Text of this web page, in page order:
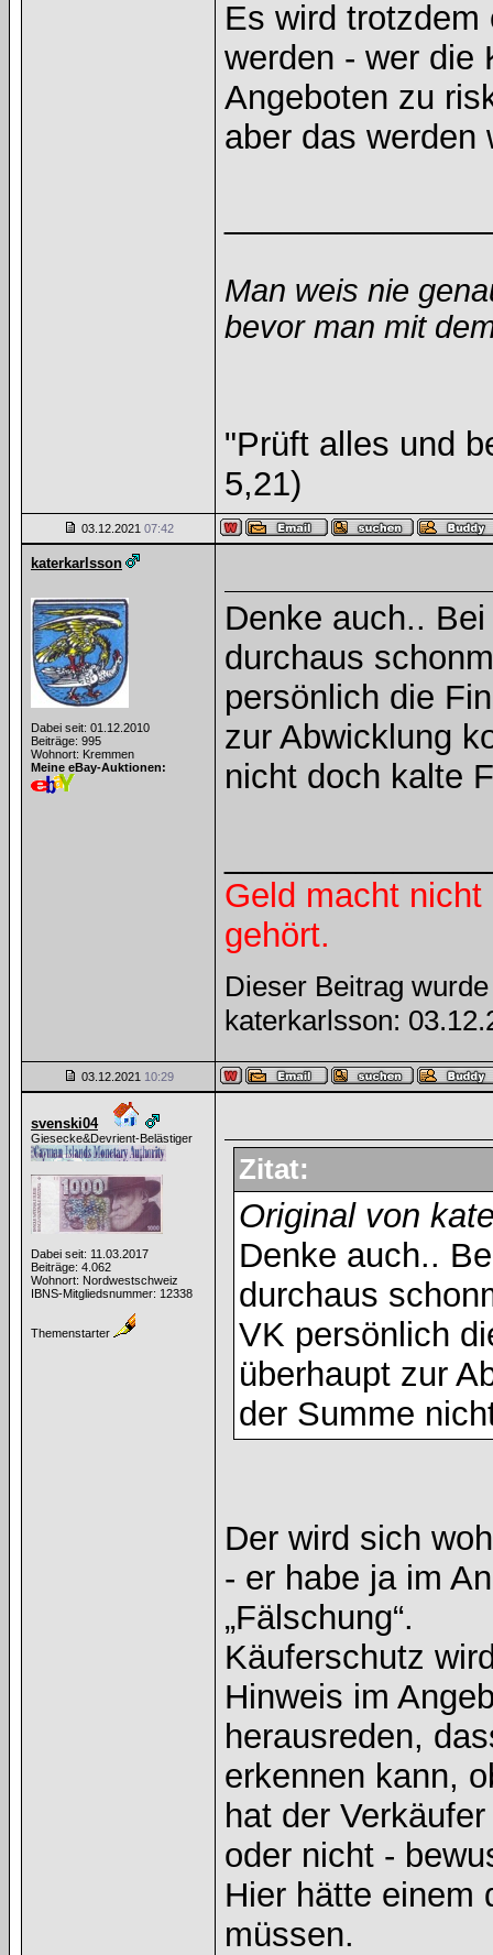
Es wird
werden - wer die
Angeboten zu
aber das werden
Man weis nie
bevor man mit
"Prüft alles und
5,21)
03.12.2021 07:42
katerkarlsson
Dabei seit: 01.12.2010
Beiträge: 995
Wohnort: Kremmen
Meine eBay-Auktionen:
Denke auch..
durchaus
persönlich die
zur Abwicklung
nicht doch kalte
Geld macht
gehört.
Dieser Beitrag
katerkarlsson:
03.12.2021 10:29
svenski04
Giesecke&Devrient-Belästiger
Dabei seit: 11.03.2017
Beiträge: 4.062
Wohnort: Nordwestschweiz
IBNS-Mitgliedsnummer: 12338
Themenstarter
Zitat:
Original von
Denke auch..
durchaus
VK persönlich
überhaupt zur
der Summe
Der wird sich
- er habe ja im
„Fälschung“.
Käuferschutz
Hinweis im
herausreden,
erkennen kann,
hat der
oder nicht -
Hier hätte einem
müssen.